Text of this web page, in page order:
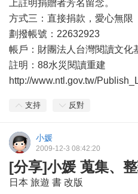
上註明捐贈者芳名留念。
方式三：直接捐款，愛心無限
劃撥帳號：22632923
帳戶：財團法人台灣閱讀文化
註明：88水災閱讀重建
http://www.ntl.gov.tw/
支持 反對
小媛
2009-12-3 08:42:20
[分享]小媛 蒐集、
日本 旅遊 書 改版